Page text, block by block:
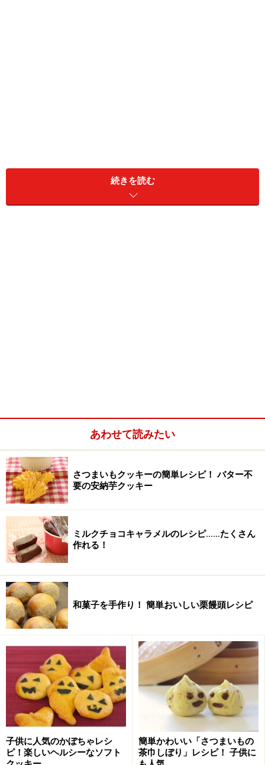
りんごとさつまいものパイ(300g)
シナモンパウダー 適量
りんごは酸味の強いものがおすすめ。さつまいもは今回
は紫芋を使用しましたが、何を使ってもOKです。
りんごとさつまいものパイの作り方・手順
■りんごとさつまいものパイ
材料を揃えます。りんごとさつまいもは洗っておきま
す。パイシートは7×10cmにカットし、天板に並べて使
うまで冷蔵庫に入れておきましょう。
続きを読む
あわせて読みたい
さつまいもクッキーの簡単レシピ！ バター不
要の安納芋クッキー
ミルクチョコキャラメルのレシピ……たくさん
作れる！
和菓子を手作り！ 簡単おいしい栗饅頭レシピ
子供に人気のかぼちゃレシ
ピ！楽しいヘルシーなソフト
簡単かわいい「さつまいもの
茶巾しぼり」レシピ！ 子供に